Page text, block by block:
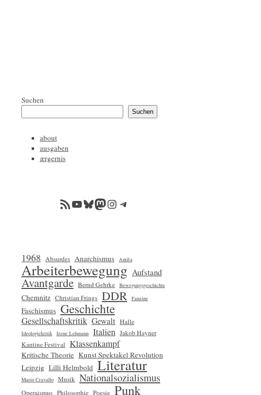
Suchen
Suchen
about
ausgaben
ærgernis
RSS-FeedYouTube
Bluesky
Mastodon
Instagram
Telegram
1968 Absurdes Anarchismus Antifa
Arbeiterbewegung Aufstand
Avantgarde Bernd Gehrke Bewegungsgeschichte
Chemnitz Christian Frings DDR Fanzine
Faschismus Geschichte
Gesellschaftskritik Gewalt Halle
Ideologiekritik Irene Lehmann Italien Jakob Hayner
Kantine Festival Klassenkampf
Kritische Theorie Kunst Spektakel Revolution
Leipzig Lilli Helmbold Literatur
Mario Cravallo Musik Nationalsozialismus
Operaismus Philosophie Poesie Punk